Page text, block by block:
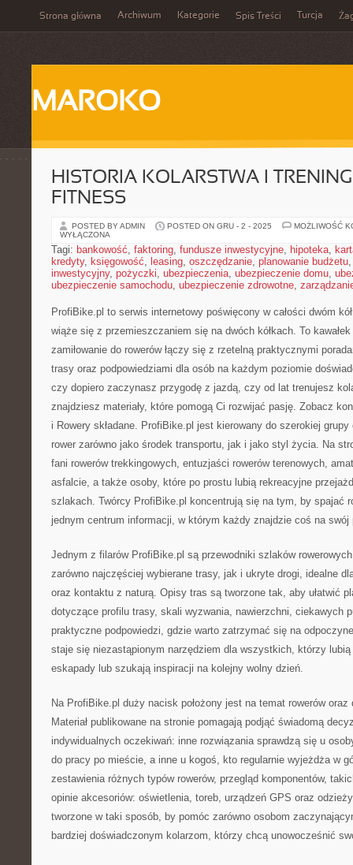
Strona główna Archiwum Kategorie Spis Treści Turcja
MAROKO
HISTORIA KOLARSTWA I
FITNESS
POSTED BY ADMIN POSTED ON GRU - 2 - 2025
MOŻLIWOŚĆ
WYŁĄCZONA
Tagi: bankowość, faktoring, fundusze inwestycyjne, hipoteka,
kredyty, księgowość, leasing, oszczędzanie, planowanie budżetu
inwestycyjny, pożyczki, ubezpieczenia, ubezpieczenie domu,
ubezpieczenie samochodu, ubezpieczenie zdrowotne,
ProfiBike.pl to serwis internetowy poświęcony w całości dwóm
wiąże się z przemieszczaniem się na dwóch kółkach. To
zamiłowanie do rowerów łączy się z rzetelną praktycznymi
trasy oraz podpowiedziami dla osób na każdym poziomie
czy dopiero zaczynasz przygodę z jazdą, czy od lat trenujesz
znajdziesz materiały, które pomogą Ci rozwijać pasję. Zobacz
i Rowery składane. ProfiBike.pl jest kierowany do szerokiej
rower zarówno jako środek transportu, jak i jako styl życia. Na
fani rowerów trekkingowych, entuzjaści rowerów terenowych,
asfalcie, a także osoby, które po prostu lubią rekreacyjne
szlakach. Twórcy ProfiBike.pl koncentrują się na tym, by spajać
jednym centrum informacji, w którym każdy znajdzie coś na swój
Jednym z filarów ProfiBike.pl są przewodniki szlaków
zarówno najczęściej wybierane trasy, jak i ukryte drogi, idealne
oraz kontaktu z naturą. Opisy tras są tworzone tak, aby ułatwić
dotyczące profilu trasy, skali wyzwania, nawierzchni, ciekawych
praktyczne podpowiedzi, gdzie warto zatrzymać się na
staje się niezastąpionym narzędziem dla wszystkich, którzy lubią
eskapady lub szukają inspiracji na kolejny wolny dzień.
Na ProfiBike.pl duży nacisk położony jest na temat rowerów oraz
Materiał publikowane na stronie pomagają podjąć świadomą
indywidualnych oczekiwań: inne rozwiązania sprawdzą się u
do pracy po mieście, a inne u kogoś, kto regularnie wyjeżdża w
zestawienia różnych typów rowerów, przegląd komponentów,
opinie akcesoriów: oświetlenia, toreb, urządzeń GPS oraz
tworzone w taki sposób, by pomóc zarówno osobom
bardziej doświadczonym kolarzom, którzy chcą unowocześnić